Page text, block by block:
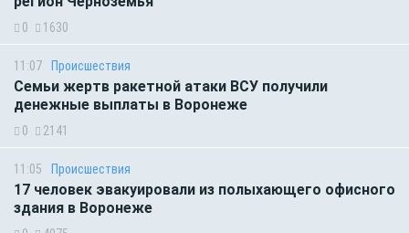
0 1630
11:07 Происшествия
Семьи жертв ракетной атаки ВСУ получили
денежные выплаты в Воронеже
0 2141
11:05 Происшествия
17 человек эвакуировали из полыхающего офисного
здания в Воронеже